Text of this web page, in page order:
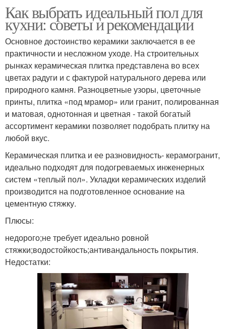
Как выбрать идеальный пол для
кухни: советы и рекомендации
Основное достоинство керамики заключается в ее
практичности и несложном уходе. На строительных
рынках керамическая плитка представлена во всех
цветах радуги и с фактурой натурального дерева или
природного камня. Разноцветные узоры, цветочные
принты, плитка «под мрамор» или гранит, полированная
и матовая, однотонная и цветная - такой богатый
ассортимент керамики позволяет подобрать плитку на
любой вкус.
Керамическая плитка и ее разновидность- керамогранит,
идеально подходят для подогреваемых инженерных
систем «теплый пол». Укладки керамических изделий
производится на подготовленное основание на
цементную стяжку.
Плюсы:
недорого;не требует идеально ровной
стяжки;водостойкость;антивандальность покрытия.
Недостатки: